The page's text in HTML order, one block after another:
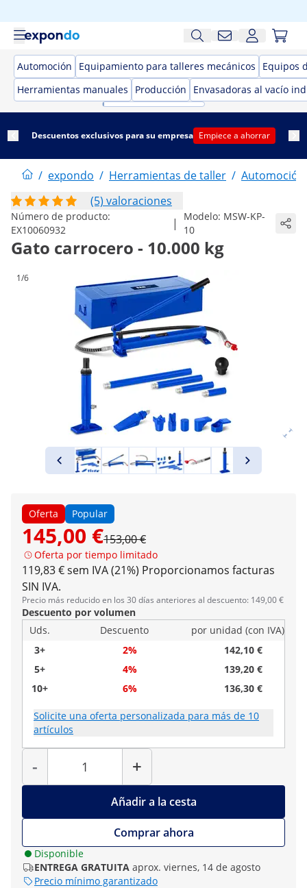
Automoción Equipamiento para talleres mecánicos
Equipos
Herramientas manuales
Producción Envasadoras al vacío
Descuentos exclusivos para su empresa Empiece a ahorrar
/ expondo / Herramientas de taller / Automoción
(5) valoraciones
Número de producto:
EX10060932
| Modelo: MSW-KP-
10
Gato carrocero - 10.000 kg
1/6
Oferta Popular
145,00 €153,00 €
Oferta por tiempo limitado
119,83 € sem IVA (21%) Proporcionamos facturas
SIN IVA.
Precio más reducido en los 30 días anteriores al descuento: 149,00 €
Descuento por volumen
Uds.
Descuento
por unidad (con IVA)
3+
2%
142,10 €
5+
4%
139,20 €
10+
6% 136,30 €
Solicite una oferta personalizada para más de 10
artículos
-
Cantidad
+
Añadir a la cesta
Comprar ahora
Disponible
ENTREGA GRATUITA aprox. viernes, 14 de agosto
Precio mínimo garantizado